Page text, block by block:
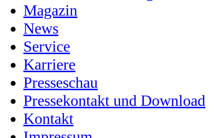
Magazin
News
Service
Karriere
Presseschau
Pressekontakt und Download
Kontakt